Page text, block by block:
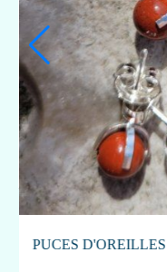
24,90€
au panier